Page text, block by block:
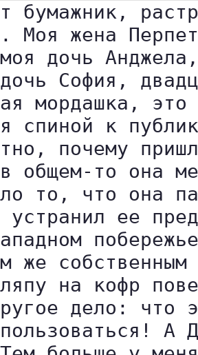
бумажник,
Моя жена
дочь
София,
мордашка,
спиной к
почему
общем-то она
то, что она
ее
же
на кофр
дело: что
А